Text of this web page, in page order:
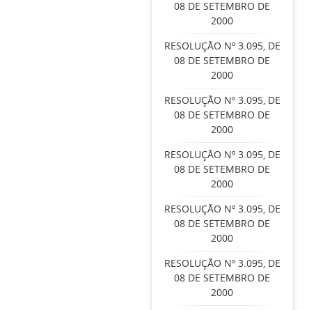
08 DE SETEMBRO DE
2000
RESOLUÇÃO Nº 3.095, DE
08 DE SETEMBRO DE
2000
RESOLUÇÃO Nº 3.095, DE
08 DE SETEMBRO DE
2000
RESOLUÇÃO Nº 3.095, DE
08 DE SETEMBRO DE
2000
RESOLUÇÃO Nº 3.095, DE
08 DE SETEMBRO DE
2000
RESOLUÇÃO Nº 3.095, DE
08 DE SETEMBRO DE
2000